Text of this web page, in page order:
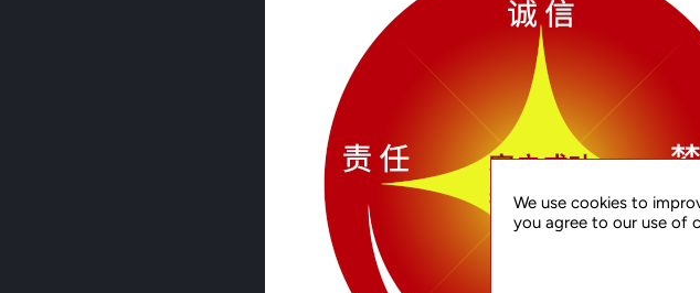
We use cookies to
you agree to our use of